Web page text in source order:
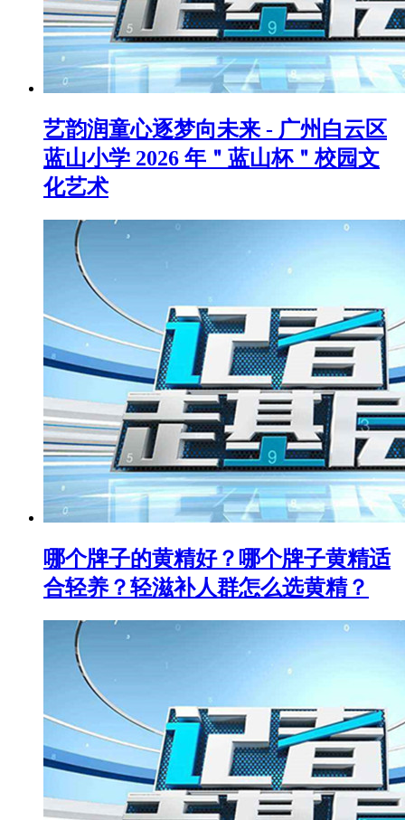
艺韵润童心逐梦向未来 - 广州白云区
蓝山小学 2026 年＂蓝山杯＂校园文
化艺术
哪个牌子的黄精好？哪个牌子黄精适
合轻养？轻滋补人群怎么选黄精？